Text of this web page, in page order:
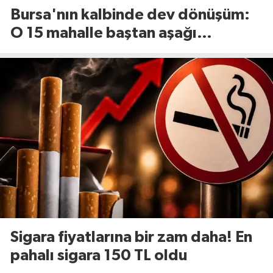
Bursa'nın kalbinde dev dönüşüm:
O 15 mahalle baştan aşağı
Sigara fiyatlarına bir zam daha! En
pahalı sigara 150 TL oldu